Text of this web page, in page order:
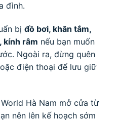
đình.
bị đồ bơi, khăn tắm,
kính râm nếu bạn muốn
Ngoài ra, đừng quên
điện thoại để lưu giữ
World Hà Nam mở cửa từ
nên lên kế hoạch sớm